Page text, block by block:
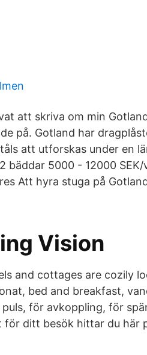
att skriva om min
på. Gotland har
att utforskas under en
bäddar 5000 - 12000
Att hyra stuga på
Vision
and cottages are cozily
bed and breakfast,
för avkoppling, för
för ditt besök hittar du här